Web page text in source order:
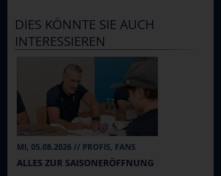
DIES KÖNNTE SIE AUCH
INTERESSIEREN
MI, 05.08.2026 // PROFIS, FANS
ALLES ZUR SAISONERÖFFNUNG